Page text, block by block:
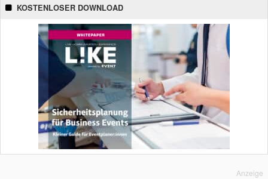
KOSTENLOSER DOWNLOAD
Anzeige